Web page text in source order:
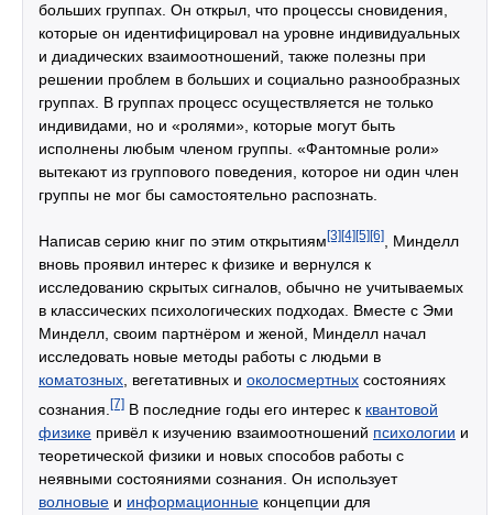
больших группах. Он открыл, что процессы сновидения,
которые он идентифицировал на уровне индивидуальных
и диадических взаимоотношений, также полезны при
решении проблем в больших и социально разнообразных
группах. В группах процесс осуществляется не только
индивидами, но и «ролями», которые могут быть
исполнены любым членом группы. «Фантомные роли»
вытекают из группового поведения, которое ни один член
группы не мог бы самостоятельно распознать.
Написав серию книг по этим открытиям [3] [4] [5] [6]
, Минделл
вновь проявил интерес к физике и вернулся к
исследованию скрытых сигналов, обычно не учитываемых
в классических психологических подходах. Вместе с Эми
Минделл, своим партнёром и женой, Минделл начал
исследовать новые методы работы с людьми в
коматозных , вегетативных и околосмертных состояниях
сознания. [7] В последние годы его интерес к квантовой
физике привёл к изучению взаимоотношений психологии и
теоретической физики и новых способов работы с
неявными состояниями сознания. Он использует
волновые и информационные концепции для